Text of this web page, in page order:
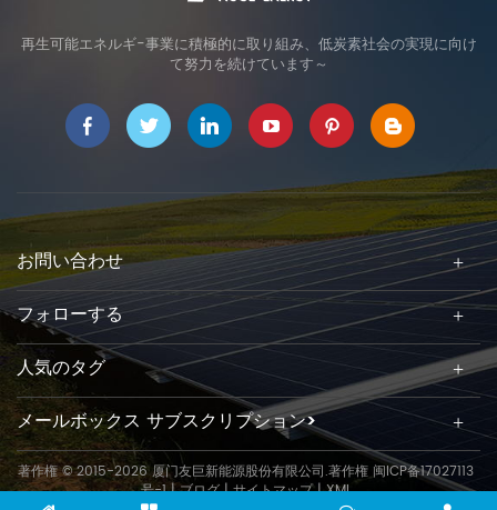
再生可能エネルギ-事業に積極的に取り組み、低炭素社会の実現に向け
て努力を続けています～
お問い合わせ
フォローする
人気のタグ
メールボックス サブスクリプション>
著作権 © 2015-2026 厦门友巨新能源股份有限公司.著作権闽ICP备17027113
号-1|ブログ|サイトマップ|XML